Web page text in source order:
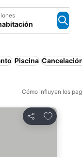
Piscina
Cómo influyen los
Compartir
Añadir a